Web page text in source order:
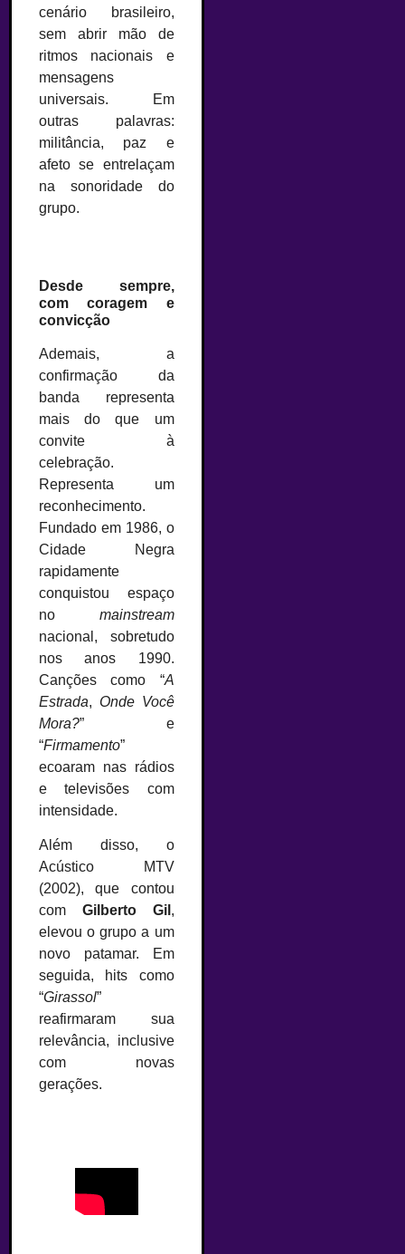
cenário brasileiro,
sem abrir mão de
ritmos nacionais e
mensagens
universais. Em
outras palavras:
militância, paz e
afeto se entrelaçam
na sonoridade do
grupo.
Desde sempre,
com coragem e
convicção
Ademais, a
confirmação da
banda representa
mais do que um
convite à
celebração.
Representa um
reconhecimento.
Fundado em 1986, o
Cidade Negra
rapidamente
conquistou espaço
no mainstream
nacional, sobretudo
nos anos 1990.
Canções como “A
Estrada, Onde Você
Mora?” e
“Firmamento”
ecoaram nas rádios
e televisões com
intensidade.
Além disso, o
Acústico MTV
(2002), que contou
com Gilberto Gil ,
elevou o grupo a um
novo patamar. Em
seguida, hits como
“Girassol”
reafirmaram sua
relevância, inclusive
com novas
gerações.